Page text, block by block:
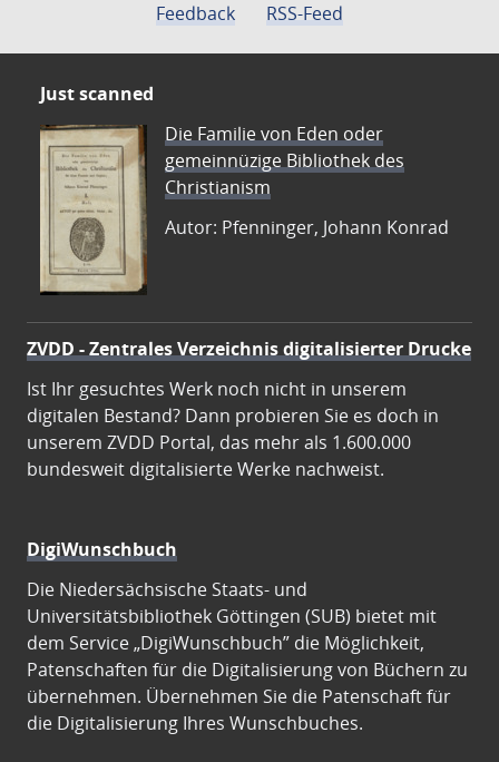
Feedback
RSS-Feed
Just scanned
Die Familie von Eden oder
gemeinnüzige Bibliothek des
Christianism
Autor: Pfenninger, Johann Konrad
ZVDD - Zentrales Verzeichnis digitalisierter Drucke
Ist Ihr gesuchtes Werk noch nicht in unserem
digitalen Bestand? Dann probieren Sie es doch in
unserem ZVDD Portal, das mehr als 1.600.000
bundesweit digitalisierte Werke nachweist.
DigiWunschbuch
Die Niedersächsische Staats- und
Universitätsbibliothek Göttingen (SUB) bietet mit
dem Service „DigiWunschbuch” die Möglichkeit,
Patenschaften für die Digitalisierung von Büchern zu
übernehmen. Übernehmen Sie die Patenschaft für
die Digitalisierung Ihres Wunschbuches.